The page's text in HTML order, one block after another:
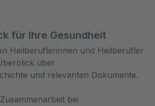
für Ihre Gesundheit
Heilberuflerinnen und Heilberufler
über
und relevanten Dokumente.
bei